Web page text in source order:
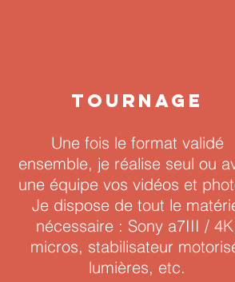
TOURNAGE
Une fois le format validé
ensemble, je réalise seul ou
une équipe vos vidéos et
Je dispose de tout le
nécessaire : Sony a7III /
micros, stabilisateur
lumières, etc.